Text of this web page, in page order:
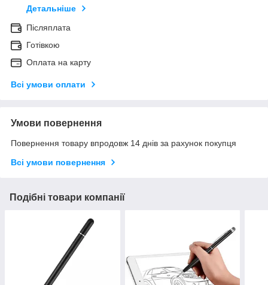
Детальніше
Післяплата
Готівкою
Оплата на карту
Всі умови оплати
Умови повернення
Повернення товару впродовж 14 днів за рахунок покупця
Всі умови повернення
Подібні товари компанії